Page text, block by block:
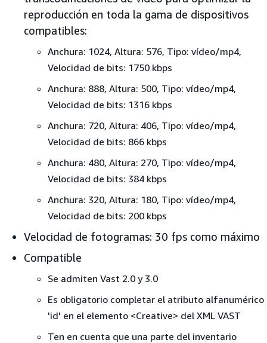
reproducción en toda la gama de dispositivos
compatibles:
Anchura: 1024, Altura: 576, Tipo: vídeo/mp4,
Velocidad de bits: 1750 kbps
Anchura: 888, Altura: 500, Tipo: vídeo/mp4,
Velocidad de bits: 1316 kbps
Anchura: 720, Altura: 406, Tipo: vídeo/mp4,
Velocidad de bits: 866 kbps
Anchura: 480, Altura: 270, Tipo: vídeo/mp4,
Velocidad de bits: 384 kbps
Anchura: 320, Altura: 180, Tipo: vídeo/mp4,
Velocidad de bits: 200 kbps
Velocidad de fotogramas: 30 fps como máximo
Compatible
Se admiten Vast 2.0 y 3.0
Es obligatorio completar el atributo alfanumérico
'id' en el elemento <Creative> del XML VAST
Ten en cuenta que una parte del inventario